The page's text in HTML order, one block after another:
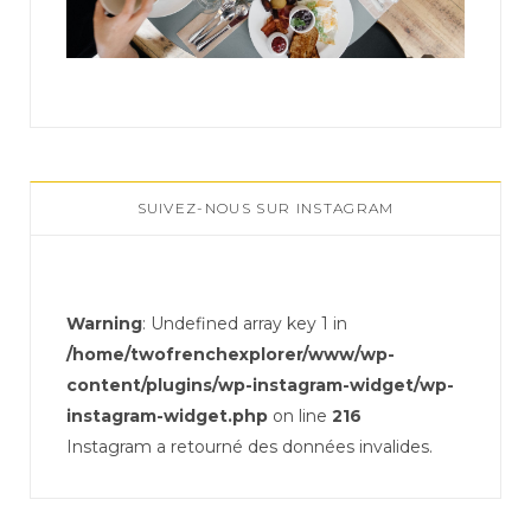
SUIVEZ-NOUS SUR INSTAGRAM
Warning: Undefined array key 1 in
/home/twofrenchexplorer/www/wp-
content/plugins/wp-instagram-widget/wp-
instagram-widget.php on line 216
Instagram a retourné des données invalides.